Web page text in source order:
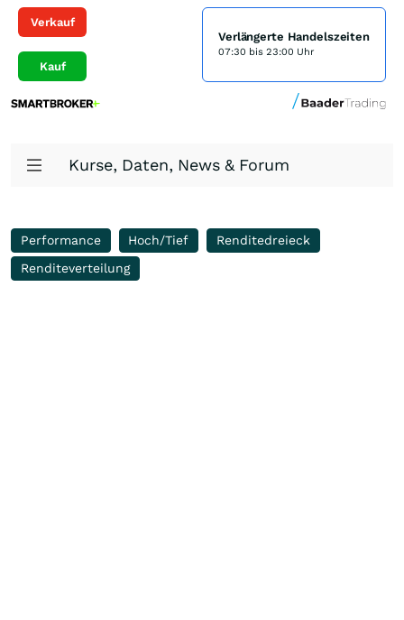
Verkauf
Kauf
Verlängerte Handelszeiten
07:30 bis 23:00 Uhr
Kurse, Daten, News & Forum
Performance Hoch/Tief
Renditedreieck
Renditeverteilung